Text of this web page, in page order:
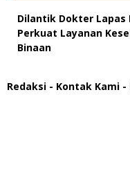
Dilantik Dokter Lapas
Perkuat Layanan
Binaan
Redaksi - Kontak Kami -